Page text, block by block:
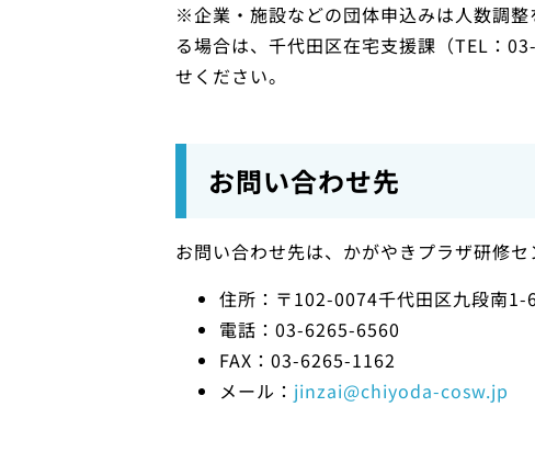
※企業・施設などの団体申込みは人数調
る場合は、千代田区在宅支援課（TEL：
せください。
お問い合わせ先
お問い合わせ先は、かがやきプラザ研修
住所：〒102-0074千代田区九段南
電話：03-6265-6560
FAX：03-6265-1162
メール： jinzai@chiyoda-cosw.jp